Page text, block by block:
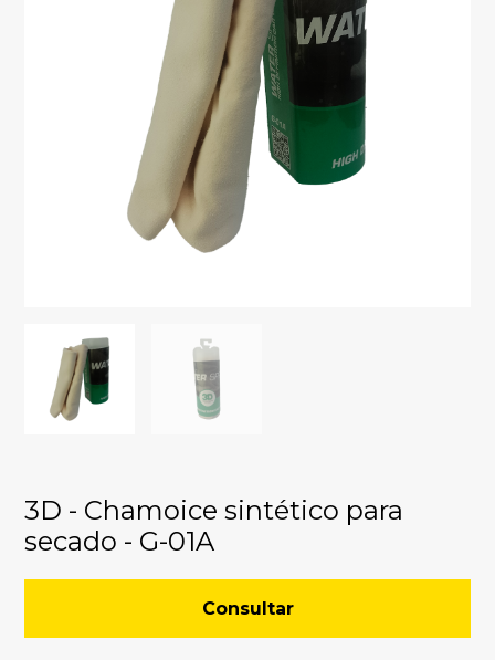
3D - Chamoice sintético para
secado - G-01A
Consultar